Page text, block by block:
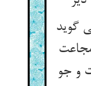
گوید